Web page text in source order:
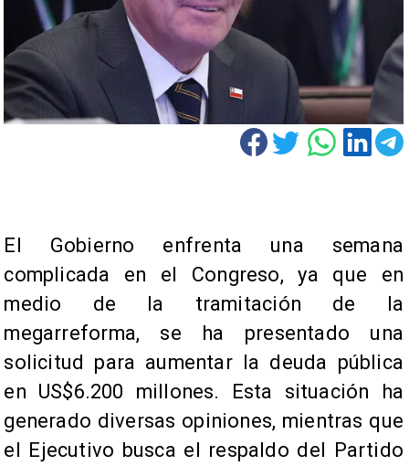
El Gobierno enfrenta una semana
complicada en el Congreso, ya que en
medio de la tramitación de la
megarreforma, se ha presentado una
solicitud para aumentar la deuda pública
en US$6.200 millones. Esta situación ha
generado diversas opiniones, mientras que
el Ejecutivo busca el respaldo del Partido